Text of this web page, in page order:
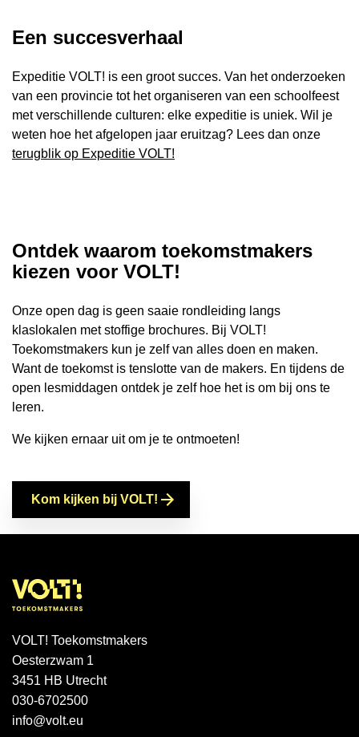
Een succesverhaal
Expeditie VOLT! is een groot succes. Van het onderzoeken
van een provincie tot het organiseren van een schoolfeest
met verschillende culturen: elke expeditie is uniek. Wil je
weten hoe het afgelopen jaar eruitzag? Lees dan onze
terugblik op Expeditie VOLT!
Ontdek waarom toekomstmakers
kiezen voor VOLT!
Onze open dag is geen saaie rondleiding langs
klaslokalen met stoffige brochures. Bij VOLT!
Toekomstmakers kun je zelf van alles doen en maken.
Want de toekomst is tenslotte van de makers. En tijdens de
open lesmiddagen ontdek je zelf hoe het is om bij ons te
leren.
We kijken ernaar uit om je te ontmoeten!
Kom kijken bij VOLT!
VOLT! Toekomstmakers
Oesterzwam 1
3451 HB Utrecht
030-6702500
info@volt.eu